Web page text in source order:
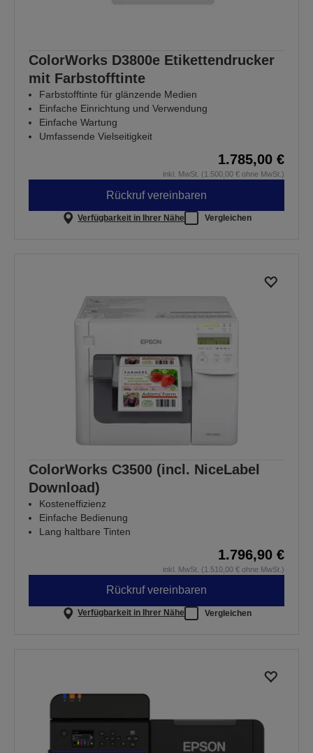
ColorWorks D3800e Etikettendrucker
mit Farbstofftinte
Farbstofftinte für glänzende Medien
Einfache Einrichtung und Verwendung
Einfache Wartung
Umfassende Vielseitigkeit
1.785,00 €
inkl. MwSt. (1.500,00 € ohne MwSt.)
Rückruf vereinbaren
Verfügbarkeit in Ihrer Nähe Vergleichen
ColorWorks C3500 (incl. NiceLabel
Download)
Kosteneffizienz
Einfache Bedienung
Lang haltbare Tinten
1.796,90 €
inkl. MwSt. (1.510,00 € ohne MwSt.)
Rückruf vereinbaren
Verfügbarkeit in Ihrer Nähe Vergleichen